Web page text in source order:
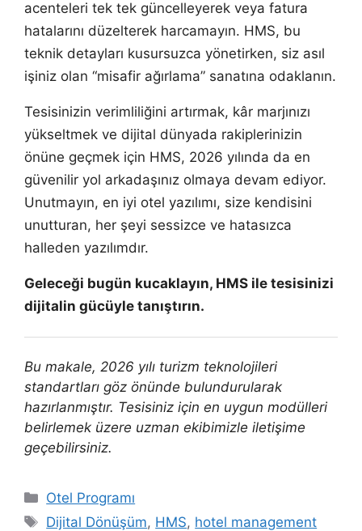
acenteleri tek tek güncelleyerek veya fatura
hatalarını düzelterek harcamayın. HMS, bu
teknik detayları kusursuzca yönetirken, siz asıl
işiniz olan “misafir ağırlama” sanatına odaklanın.
Tesisinizin verimliliğini artırmak, kâr marjınızı
yükseltmek ve dijital dünyada rakiplerinizin
önüne geçmek için HMS, 2026 yılında da en
güvenilir yol arkadaşınız olmaya devam ediyor.
Unutmayın, en iyi otel yazılımı, size kendisini
unutturan, her şeyi sessizce ve hatasızca
halleden yazılımdır.
Geleceği bugün kucaklayın, HMS ile tesisinizi
dijitalin gücüyle tanıştırın.
Bu makale, 2026 yılı turizm teknolojileri
standartları göz önünde bulundurularak
hazırlanmıştır. Tesisiniz için en uygun modülleri
belirlemek üzere uzman ekibimizle iletişime
geçebilirsiniz.
Kategoriler
Otel Programı
Etiketler
Dijital Dönüşüm, HMS, hotel management